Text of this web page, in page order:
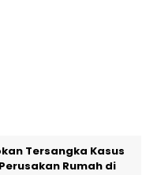
Tersangka Kasus
Rumah di